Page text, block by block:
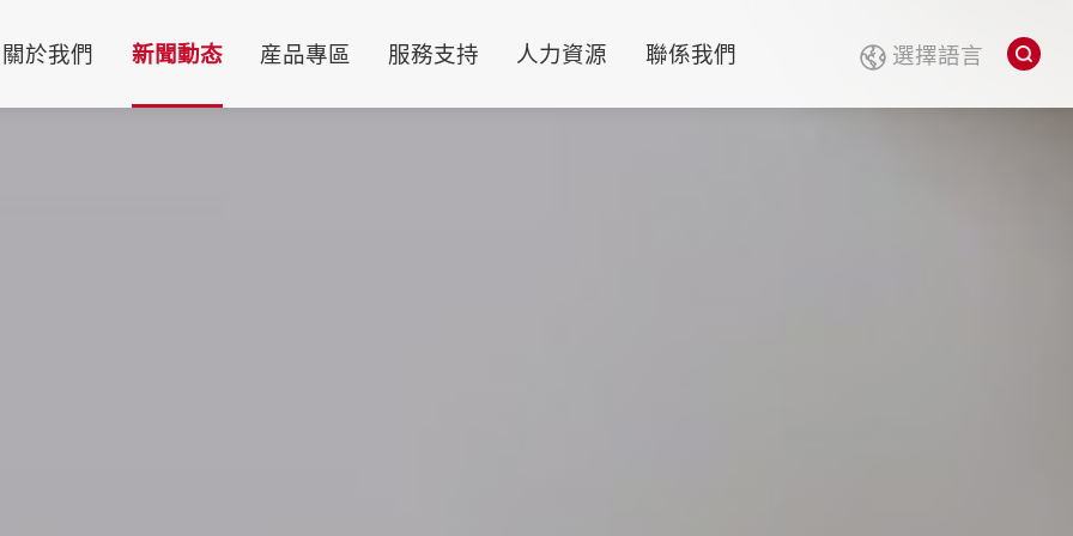
關於我們 新聞動态 産品專區 服務支持 人力資源 聯係我們 選擇語言